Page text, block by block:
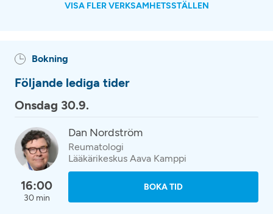
VISA FLER VERKSAMHETSSTÄLLEN
Bokning
Följande lediga tider
Onsdag 30.9.
16:00
30 min
Dan Nordström
Reumatologi
Lääkärikeskus Aava Kamppi
BOKA TID